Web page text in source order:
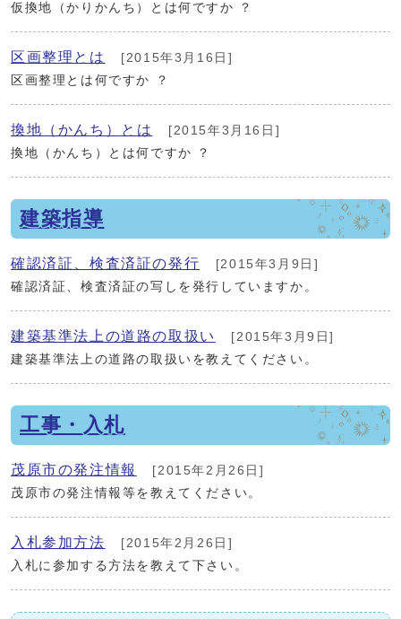
仮換地（かりかんち）とは何ですか ？
区画整理とは
[2015年3月16日]
区画整理とは何ですか ？
換地（かんち）とは
[2015年3月16日]
換地（かんち）とは何ですか ？
建築指導
確認済証、検査済証の発行
[2015年3月9日]
確認済証、検査済証の写しを発行していますか。
建築基準法上の道路の取扱い
[2015年3月9日]
建築基準法上の道路の取扱いを教えてください。
工事・入札
茂原市の発注情報
[2015年2月26日]
茂原市の発注情報等を教えてください。
入札参加方法
[2015年2月26日]
入札に参加する方法を教えて下さい。